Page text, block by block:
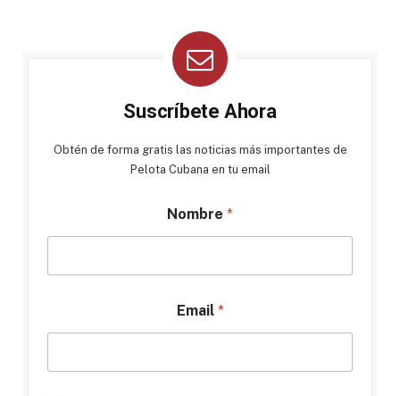
Suscríbete Ahora
Obtén de forma gratis las noticias más importantes de
Pelota Cubana en tu email
Nombre *
Email *